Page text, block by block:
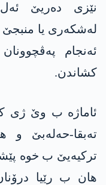
نێزی دەریێ
لەشکەری یا
ئەنجام
کشاندن.
ئاماژە ب وێ ژی
تەبقا-حەلەبێ و
ترکیەیێ ب خوە